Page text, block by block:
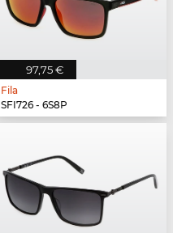
97,75 €
Fila
SFI726 - 6S8P